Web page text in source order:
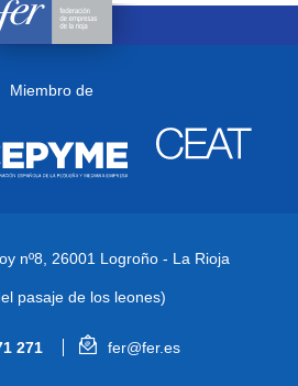
Miembro de
nº8, 26001 Logroño - La Rioja
pasaje de los leones)
271 fer@fer.es